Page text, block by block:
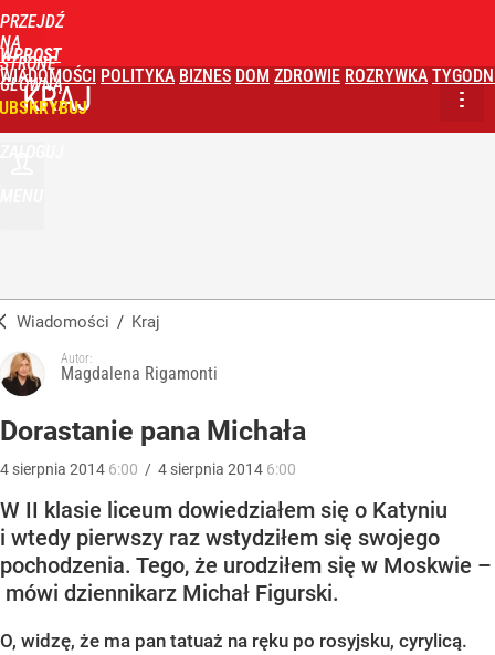
PRZEJDŹ
NA
STRONĘ
GŁÓWNĄ
WPROST
WIADOMOŚCI POLITYKA BIZNES DOM ZDROWIE ROZRYWKA
KRAJ
Wiadomości / Kraj
Autor:
Magdalena Rigamonti
Dorastanie pana Michała
4 sierpnia 2014 6:00 / 4 sierpnia 2014 6:00
W II klasie liceum dowiedziałem się o Katyniu
i wtedy pierwszy raz wstydziłem się swojego
pochodzenia. Tego, że urodziłem się w Moskwie –
mówi dziennikarz Michał Figurski.
O, widzę, że ma pan tatuaż na ręku po rosyjsku, cyrylicą.